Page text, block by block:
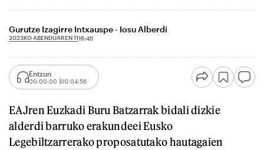
Gurutze Izagirre Intxauspe - Iosu Alberdi
2023KO ABENDUAREN 1115:45
Entzun
00:00:00 00:04:56
EAJren Euzkadi Buru Batzarrak bidali dizkie
alderdi barruko erakundeei Eusko
Legebiltzarrerako proposatutako hautagaien